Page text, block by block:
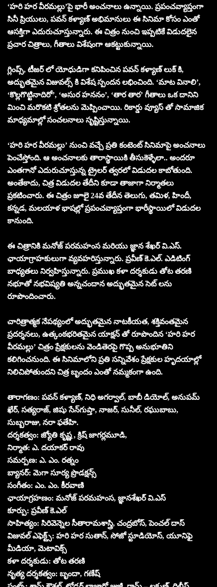
‘హరి హర వీరమల్లు’పై భారీ అంచనాలు ఉన్నాయి. ప్రపంచవ్యాప్తంగా
సినీ ప్రియులు, పవన్ కళ్యాణ్ అభిమానులు ఈ సినిమా కోసం ఎంతో
ఆసక్తిగా ఎదురుచూస్తున్నారు. ఈ చిత్రం నుంచి ఇప్పటికే విడుదలైన
ప్రచార చిత్రాలు, గీతాలు విశేషంగా ఆకట్టుకున్నాయి.
గ్లింప్స్, టీజర్ లో యోధుడిగా కనిపించిన పవన్ కళ్యాణ్ లుక్ కి,
అద్భుతమైన విజువల్స్ కి విశేష స్పందన లభించింది. ‘మాట వినాలి’,
‘కొల్లగొట్టినాదిరో’, ‘అసుర హననం’, ‘తార తార’ గీతాలు ఒక దానిని
మించి మరొకటి శ్రోతలను మెప్పించాయి. రికార్డు వ్యూస్ తో సామాజిక
మాధ్యమాల్లో సంచలనాలు సృష్టిస్తున్నాయి.
‘హరి హర వీరమల్లు’ నుంచి వచ్చే ప్రతి కంటెంట్ సినిమాపై అంచనాలు
పెంచేస్తోంది. ఆ అంచనాలకు తారాస్థాయికి తీసుకెళ్ళేలా.. అందరూ
ఎంతగానో ఎదురుచూస్తున్న ట్రైలర్ త్వరలో విడుదల కాబోతుంది.
అంతేకాదు, చిత్ర విడుదల తేదీని కూడా తాజాగా నిర్మాతలు
ప్రకటించారు. ఈ చిత్రం జూలై 24వ తేదీన తెలుగు, తమిళ, హిందీ,
కన్నడ, మలయాళ భాషల్లో ప్రపంచవ్యాప్తంగా భారీస్థాయిలో విడుదల
కానుంది.
ఈ చిత్రానికి మనోజ్ పరమహంస మరియు జ్ఞాన శేఖర్ వి.ఎస్.
ఛాయాగ్రాహకులుగా వ్యవహరిస్తున్నారు. ప్రవీణ్ కె.ఎల్. ఎడిటింగ్
బాధ్యతలు నిర్వహిస్తున్నారు. ప్రముఖ కళా దర్శకుడు తోట తరణి
నభూతో నభవిష్యతి అన్నచందాన అద్భుతమైన సెట్ లను
రూపొందించారు.
చారిత్రాత్మక నేపథ్యంలో అద్భుతమైన నాటకీయత, శక్తివంతమైన
ప్రదర్శనలు, ఉత్కంఠభరితమైన యాక్షన్ తో రూపొందిన ‘హరి హర
వీరమల్లు’ చిత్రం ప్రేక్షకులను వెండితెరపై గొప్ప అనుభూతిని
కలిగించనుంది. ఈ సినిమాలోని ప్రతి సన్నివేశం ప్రేక్షకుల హృదయాల్లో
నిలిచిపోతుందని చిత్ర బృందం ఎంతో నమ్మకంగా ఉంది.
తారాగణం: పవన్ కళ్యాణ్, నిధి అగర్వాల్, బాబీ డియోల్, అనుపమ్
ఖేర్, సత్యరాజ్, జిషు సేన్‌గుప్తా, నాజర్, సునీల్, రఘుబాబు,
సుబ్బరాజు, నరా ఫతేహి.
దర్శకత్వం: జ్యోతి కృష్ణ , క్రిష్ జాగర్లమూడి,
నిర్మాత: ఎ. దయాకర్ రావు
సమర్పణ: ఎ. ఎం. రత్నం
బ్యానర్: మెగా సూర్య ప్రొడక్షన్స్
సంగీతం: ఎం. ఎం. కీరవాణి
ఛాయాగ్రహణం: మనోజ్ పరమహంస, జ్ఞానశేఖర్ వి.ఎస్
కూర్పు: ప్రవీణ్ కె.ఎల్
సాహిత్యం: సిరివెన్నెల సీతారామశాస్త్రి, చంద్రబోస్, పెంచల్ దాస్
విజువల్ ఎఫెక్ట్స్: హరి హర సుతాన్, సోజో స్టూడియోస్, యూనిఫై
మీడియా, మెటావిక్స్
కళా దర్శకుడు: తోట తరణి
నృత్య దర్శకత్వం: బృందా, గణేష్